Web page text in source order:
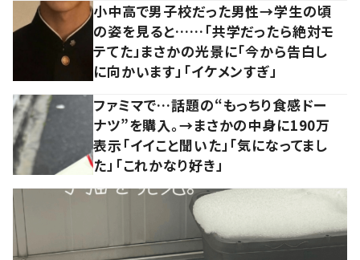
小中高で男子校だった男性→学生の頃
の姿を見ると……「共学だったら絶対モ
テてた」まさかの光景に「今から告白し
に向かいます」「イケメンすぎ」
ファミマで…話題の“もっちり食感ドー
ナツ”を購入。→まさかの中身に190万
表示「イイこと聞いた」「気になってまし
た」「これかなり好き」